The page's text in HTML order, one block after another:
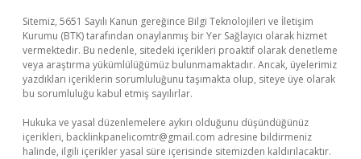
Sitemiz, 5651 Sayılı Kanun gereğince Bilgi Teknolojileri ve İletişim
Kurumu (BTK) tarafından onaylanmış bir Yer Sağlayıcı olarak hizmet
vermektedir. Bu nedenle, sitedeki içerikleri proaktif olarak denetleme
veya araştırma yükümlülüğümüz bulunmamaktadır. Ancak, üyelerimiz
yazdıkları içeriklerin sorumluluğunu taşımakta olup, siteye üye olarak
bu sorumluluğu kabul etmiş sayılırlar.
Hukuka ve yasal düzenlemelere aykırı olduğunu düşündüğünüz
içerikleri, backlinkpanelicomtr@gmail.com adresine bildirmeniz
halinde, ilgili içerikler yasal süre içerisinde sitemizden kaldırılacaktır.